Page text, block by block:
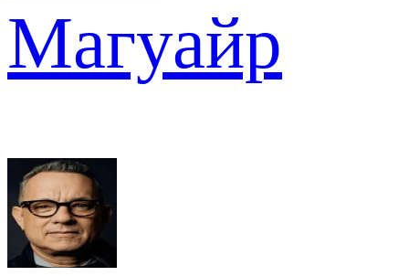
Магуайр